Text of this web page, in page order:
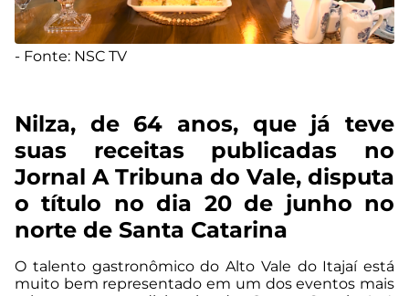
- Fonte: NSC TV
Nilza, de 64 anos, que já teve
suas receitas publicadas no
Jornal A Tribuna do Vale, disputa
o título no dia 20 de junho no
norte de Santa Catarina
O talento gastronômico do Alto Vale do Itajaí está
muito bem representado em um dos eventos mais